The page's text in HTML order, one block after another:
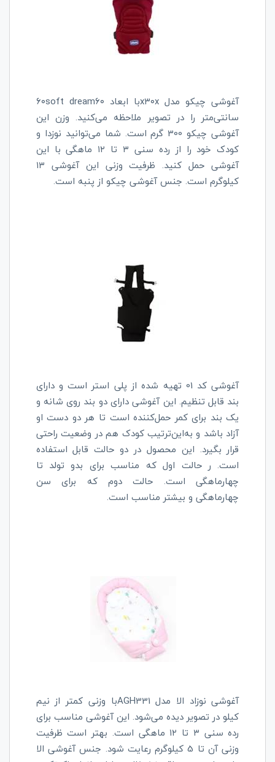
آغوشی چیکو مدلsoft dream با ابعاد ۶۰x۳۰x
۶۰
سانتی‌متر را در تصویر ملاحظه می‌کنید. وزن این
آغوشی چیکو 300 گرم است. شما می‌توانید نوزدا و
کودک خود را از رده سنی ۳
تا ۱۲ ماهگی با این
آغوشی حمل کنید. ظرفیت وزنی این آغوشی ۱۳
کیلوگرم است. جنس آغوشی چیکو از پنبه است.
آغوشی کد 01 تهیه شده از پلی استر است و دارای
بند قابل تنظیم. این آغوشی دارای دو بند روی شانه و
یک بند برای کمر حمل‌کننده است تا هر دو دست او
آزاد باشد و به‌این‌ترتیب کودک هم در وضعیت راحتی
قرار بگیرد. این محصول در دو حالت قابل استفاده
است. ر حالت اول که مناسب برای بدو تولد تا
چهارماهگی است. حالت دوم که برای سن
چهارماهگی و بیشتر مناسب است.
آغوشی نوزاد الا مدلAGH331
با وزنی کمتر از نیم
کیلو در تصویر دیده می‌شود. این آغوشی مناسب برای
رده سنی ۳
تا ۱۲ ماهگی است. بهتر است ظرفیت
وزنی آن تا 5 کیلوگرم رعایت شود. جنس آغوشی الا